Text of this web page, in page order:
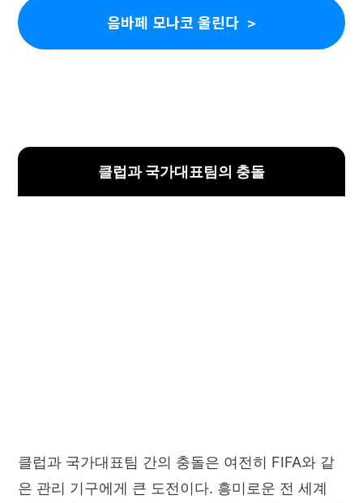
음바페 모나코 울린다
클럽과 국가대표팀의 충돌
클럽과 국가대표팀 간의 충돌은 여전히 FIFA와 같
은 관리 기구에게 큰 도전이다. 흥미로운 전 세계